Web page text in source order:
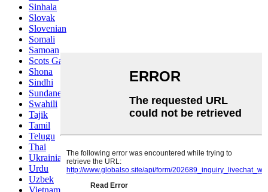
Sinhala
Slovak
Slovenian
Somali
Samoan
Scots Gaelic
Shona
Sindhi
Sundanese
Swahili
Tajik
Tamil
Telugu
Thai
Ukrainian
Urdu
Uzbek